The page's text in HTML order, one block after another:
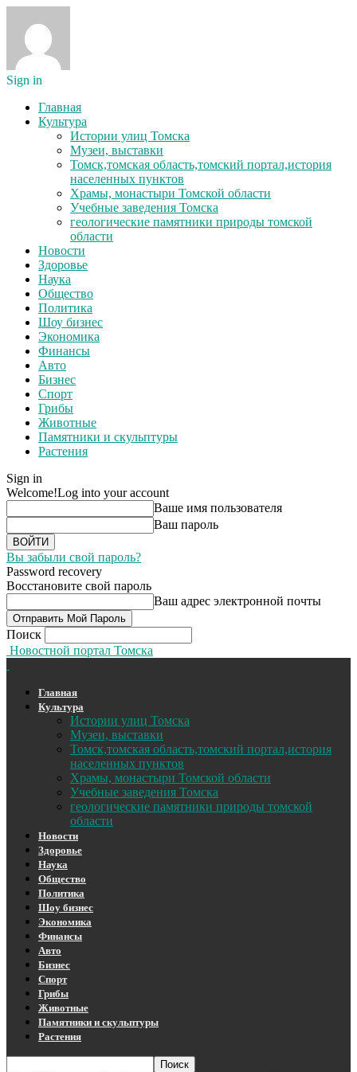
Sign in
Главная
Культура
Истории улиц Томска
Музеи, выставки
Томск,томская область,томский портал,история
населенных пунктов
Храмы, монастыри Томской области
Учебные заведения Томска
геологические памятники природы томской
области
Новости
Здоровье
Наука
Общество
Политика
Шоу бизнес
Экономика
Финансы
Авто
Бизнес
Спорт
Грибы
Животные
Памятники и скульптуры
Растения
Sign in
Welcome!Log into your account
Ваше имя пользователя
Ваш пароль
Вы забыли свой пароль?
Password recovery
Восстановите свой пароль
Ваш адрес электронной почты
Поиск
Новостной портал Томска
Главная
Культура
Истории улиц Томска
Музеи, выставки
Томск,томская область,томский портал,история
населенных пунктов
Храмы, монастыри Томской области
Учебные заведения Томска
геологические памятники природы томской
области
Новости
Здоровье
Наука
Общество
Политика
Шоу бизнес
Экономика
Финансы
Авто
Бизнес
Спорт
Грибы
Животные
Памятники и скульптуры
Растения